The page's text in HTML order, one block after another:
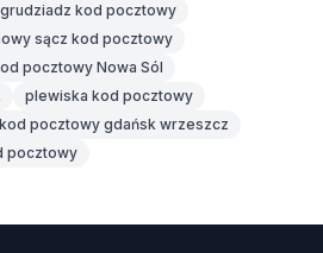
grudziadz kod pocztowy
sącz kod pocztowy
pocztowy Nowa Sól
plewiska kod pocztowy
kod pocztowy gdańsk wrzeszcz
pocztowy